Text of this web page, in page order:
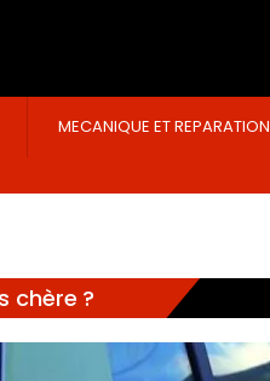
MECANIQUE ET REPARATION
chère ?